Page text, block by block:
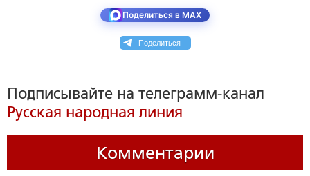
Поделиться в MAX
Поделиться
Подписывайте на телеграмм-канал
Русская народная линия
Комментарии